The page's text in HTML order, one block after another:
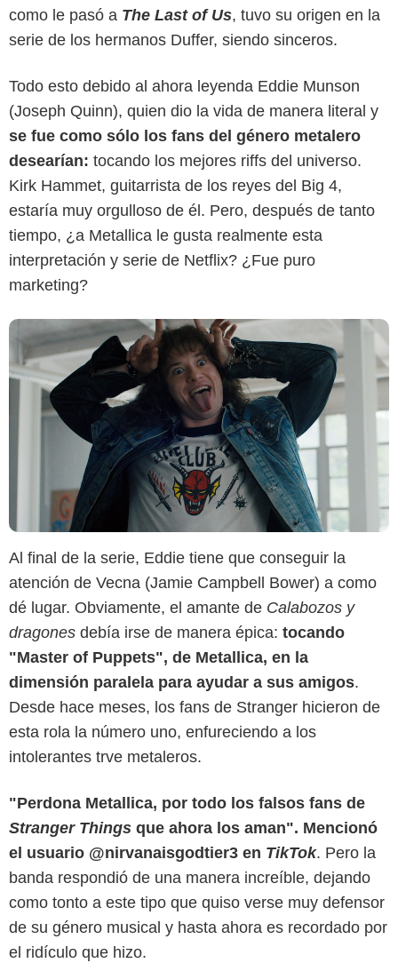
como le pasó a The Last of Us, tuvo su origen en la
serie de los hermanos Duffer, siendo sinceros.
Todo esto debido al ahora leyenda Eddie Munson
(Joseph Quinn), quien dio la vida de manera literal y
se fue como sólo los fans del género metalero
desearían: tocando los mejores riffs del universo.
Kirk Hammet, guitarrista de los reyes del Big 4,
estaría muy orgulloso de él. Pero, después de tanto
tiempo, ¿a Metallica le gusta realmente esta
interpretación y serie de Netflix? ¿Fue puro
marketing?
Netflix
Al final de la serie, Eddie tiene que conseguir la
atención de Vecna (Jamie Campbell Bower) a como
dé lugar. Obviamente, el amante de Calabozos y
dragones debía irse de manera épica: tocando
"Master of Puppets", de Metallica, en la
dimensión paralela para ayudar a sus amigos.
Desde hace meses, los fans de Stranger hicieron de
esta rola la número uno, enfureciendo a los
intolerantes trve metaleros.
"Perdona Metallica, por todo los falsos fans de
Stranger Things que ahora los aman". Mencionó
el usuario @nirvanaisgodtier3 en TikTok. Pero la
banda respondió de una manera increíble, dejando
como tonto a este tipo que quiso verse muy defensor
de su género musical y hasta ahora es recordado por
el ridículo que hizo.